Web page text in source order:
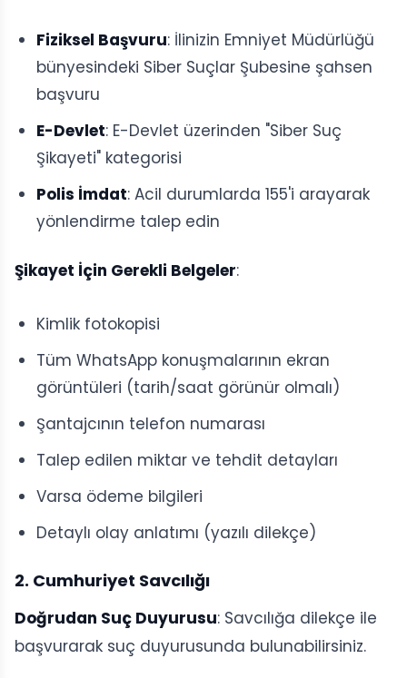
Fiziksel Başvuru: İlinizin Emniyet Müdürlüğü
bünyesindeki Siber Suçlar Şubesine şahsen
başvuru
E-Devlet: E-Devlet üzerinden "Siber Suç
Şikayeti" kategorisi
Polis İmdat: Acil durumlarda 155'i arayarak
yönlendirme talep edin
Şikayet İçin Gerekli Belgeler:
Kimlik fotokopisi
Tüm WhatsApp konuşmalarının ekran
görüntüleri (tarih/saat görünür olmalı)
Şantajcının telefon numarası
Talep edilen miktar ve tehdit detayları
Varsa ödeme bilgileri
Detaylı olay anlatımı (yazılı dilekçe)
2. Cumhuriyet Savcılığı
Doğrudan Suç Duyurusu: Savcılığa dilekçe ile
başvurarak suç duyurusunda bulunabilirsiniz.